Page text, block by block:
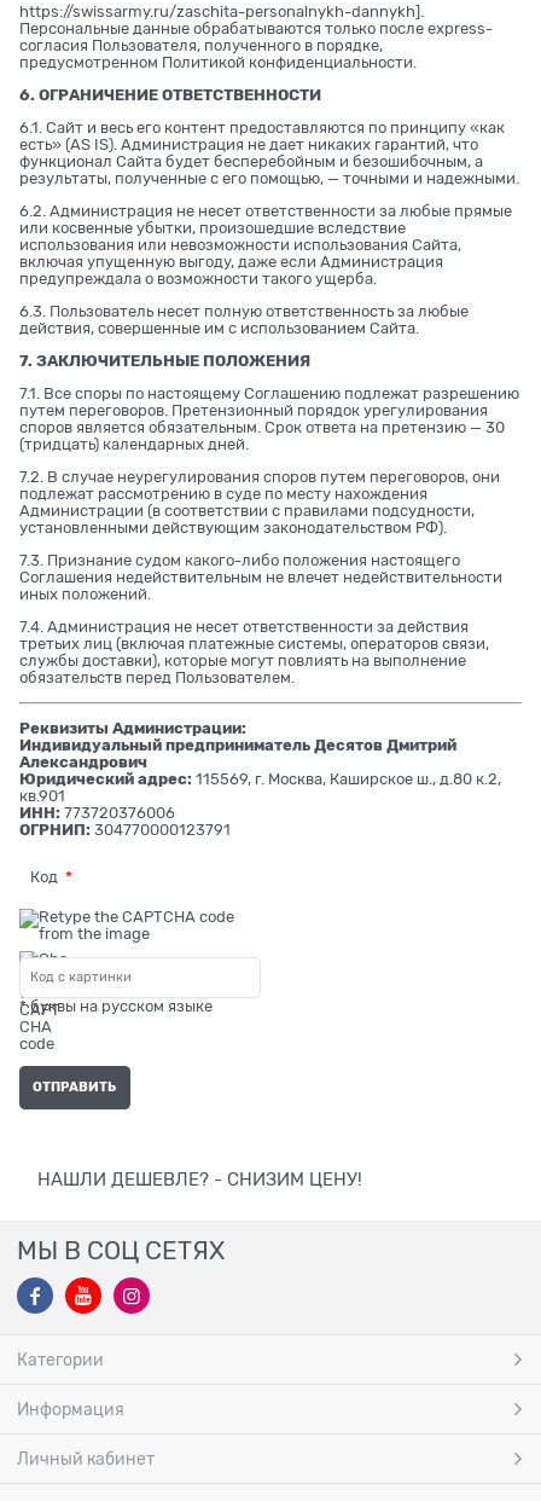
https://swissarmy.ru/zaschita-personalnykh-dannykh].
Персональные данные обрабатываются только после express-
согласия Пользователя, полученного в порядке,
предусмотренном Политикой конфиденциальности.
6. ОГРАНИЧЕНИЕ ОТВЕТСТВЕННОСТИ
6.1. Сайт и весь его контент предоставляются по принципу «как
есть» (AS IS). Администрация не дает никаких гарантий, что
функционал Сайта будет бесперебойным и безошибочным, а
результаты, полученные с его помощью, — точными и надежными.
6.2. Администрация не несет ответственности за любые прямые
или косвенные убытки, произошедшие вследствие
использования или невозможности использования Сайта,
включая упущенную выгоду, даже если Администрация
предупреждала о возможности такого ущерба.
6.3. Пользователь несет полную ответственность за любые
действия, совершенные им с использованием Сайта.
7. ЗАКЛЮЧИТЕЛЬНЫЕ ПОЛОЖЕНИЯ
7.1. Все споры по настоящему Соглашению подлежат разрешению
путем переговоров. Претензионный порядок урегулирования
споров является обязательным. Срок ответа на претензию — 30
(тридцать) календарных дней.
7.2. В случае неурегулирования споров путем переговоров, они
подлежат рассмотрению в суде по месту нахождения
Администрации (в соответствии с правилами подсудности,
установленными действующим законодательством РФ).
7.3. Признание судом какого-либо положения настоящего
Соглашения недействительным не влечет недействительности
иных положений.
7.4. Администрация не несет ответственности за действия
третьих лиц (включая платежные системы, операторов связи,
службы доставки), которые могут повлиять на выполнение
обязательств перед Пользователем.
Реквизиты Администрации:
Индивидуальный предприниматель Десятов Дмитрий
Александрович
Юридический адрес: 115569, г. Москва, Каширское ш., д.80 к.2,
кв.901
ИНН: 773720376006
ОГРНИП: 304770000123791
Код
* буквы на русском языке
НАШЛИ ДЕШЕВЛЕ? - СНИЗИМ ЦЕНУ!
МЫ В СОЦ СЕТЯХ
Категории
Информация
Личный кабинет